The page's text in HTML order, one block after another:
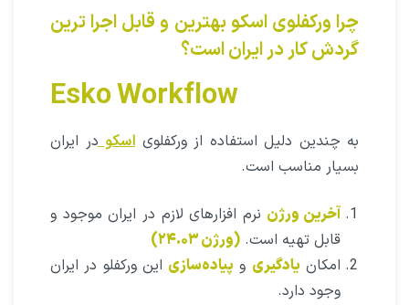
چرا ورکفلوی اسکو بهترین و قابل اجرا ترین
گردش کار در ایران است؟
Esko Workflow
به چندین دلیل استفاده از ورکفلوی اسکودر ایران
بسیار مناسب است.
آخرین ورژن نرم افزارهای لازم در ایران موجود و
قابل تهیه است. (ورژن ۲۴.۰۳)
امکان یادگیری و پیاده‌سازی این ورکفلو در ایران
وجود دارد.